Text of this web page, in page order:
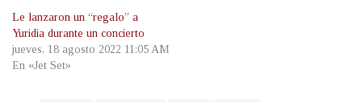
Le lanzaron un “regalo” a
Yuridia durante un concierto
jueves, 18 agosto 2022 11:05 AM
En «Jet Set»